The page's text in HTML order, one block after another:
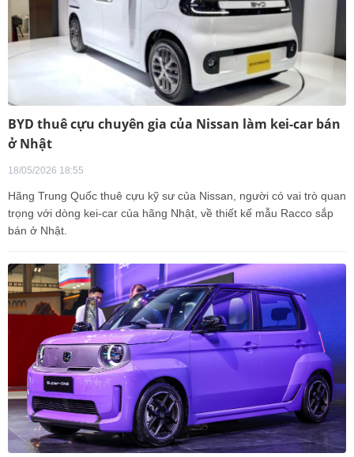
BYD thuê cựu chuyên gia của Nissan làm kei-car bán
ở Nhật
18/05/2026 18:55
Hãng Trung Quốc thuê cựu kỹ sư của Nissan, người có vai trò quan
trọng với dòng kei-car của hãng Nhật, về thiết kế mẫu Racco sắp
bán ở Nhật.